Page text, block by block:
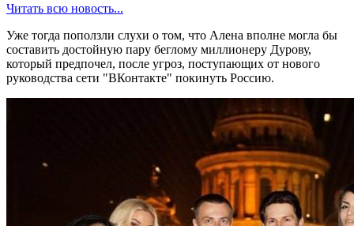
Читать всю новость...
Уже тогда поползли слухи о том, что Алена вполне могла бы
составить достойную пару беглому миллионеру Дурову,
который предпочел, после угроз, поступающих от нового
руководства сети "ВКонтакте" покинуть Россию.